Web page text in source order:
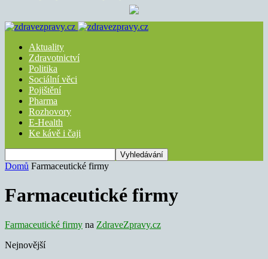
Aktuality
Zdravotnictví
Politika
Sociální věci
Pojištění
Pharma
Rozhovory
E-Health
Ke kávě i čaji
Domů Farmaceutické firmy
Farmaceutické firmy
Farmaceutické firmy na ZdraveZpravy.cz
Nejnovější